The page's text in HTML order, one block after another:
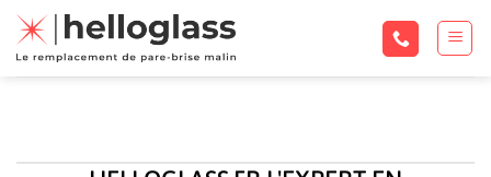
Passer
au
contenu